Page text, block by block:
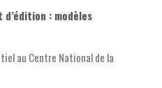
: modèles
au Centre National de la